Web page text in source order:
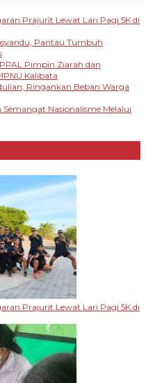
Prajurit Lewat Lari Pagi 5K di
Pantau Tumbuh
Pimpin Ziarah dan
Kalibata
Ringankan Beban Warga
Nasionalisme Melalui
Prajurit Lewat Lari Pagi 5K di